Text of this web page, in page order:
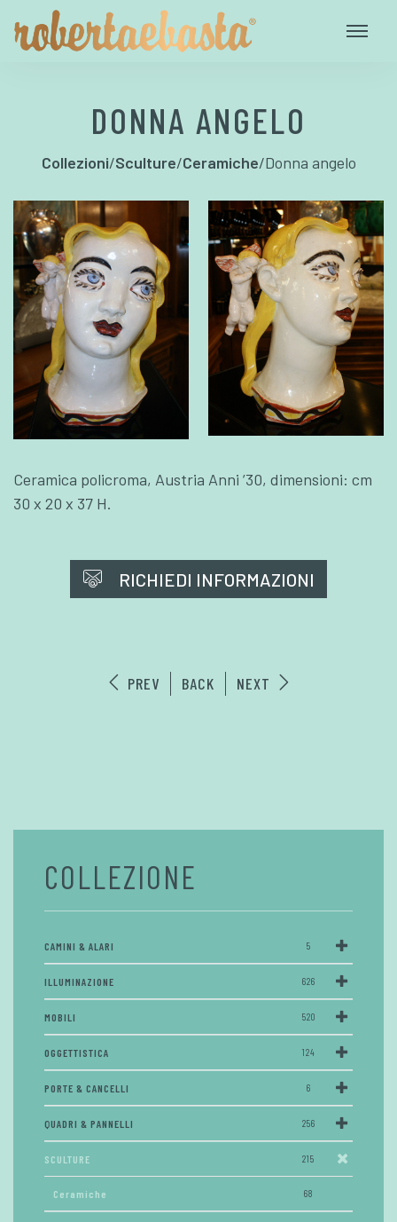
DONNA ANGELO
Collezioni/Sculture/Ceramiche/Donna angelo
Ceramica policroma, Austria Anni ’30, dimensioni: cm
30 x 20 x 37 H.
RICHIEDI INFORMAZIONI
PREV BACK NEXT
COLLEZIONE
CAMINI & ALARI 5
ILLUMINAZIONE 626
MOBILI 520
OGGETTISTICA 124
PORTE & CANCELLI 6
QUADRI & PANNELLI 256
SCULTURE 215
Ceramiche 68